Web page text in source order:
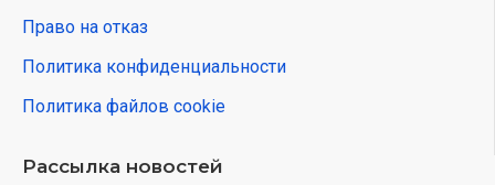
Право на отказ
Политика конфиденциальности
Политика файлов cookie
Рассылка новостей